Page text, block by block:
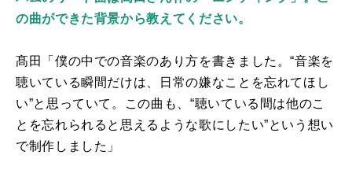
の曲ができた背景から教えてください。
髙田「僕の中での音楽のあり方を書きました。“音楽を
聴いている瞬間だけは、日常の嫌なことを忘れてほし
い”と思っていて。この曲も、“聴いている間は他のこ
とを忘れられると思えるような歌にしたい”という想い
で制作しました」